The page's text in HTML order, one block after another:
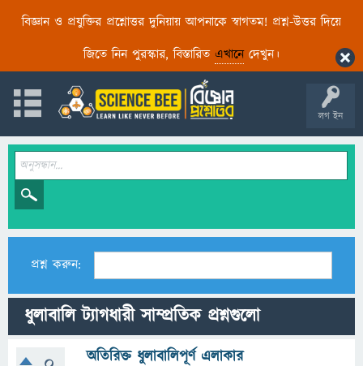
বিজ্ঞান ও প্রযুক্তির প্রশ্নোত্তর দুনিয়ায় আপনাকে স্বাগতম! প্রশ্ন-উত্তর দিয়ে
জিতে নিন পুরস্কার, বিস্তারিত এখানেদেখুন।
লগ ইন
প্রশ্ন করুন:
ধুলাবালি ট্যাগধারী সাম্প্রতিক প্রশ্নগুলো
অতিরিক্ত ধুলাবালিপূর্ণ এলাকার